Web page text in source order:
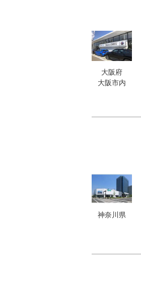
大阪府
大阪市内
神奈川県